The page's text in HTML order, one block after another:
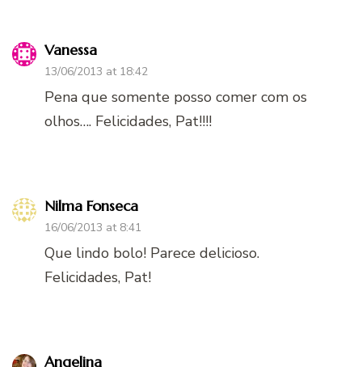
Vanessa
13/06/2013 at 18:42
Pena que somente posso comer com os
olhos…. Felicidades, Pat!!!!
Nilma Fonseca
16/06/2013 at 8:41
Que lindo bolo! Parece delicioso.
Felicidades, Pat!
Angelina